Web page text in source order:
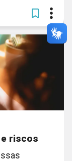
riscos